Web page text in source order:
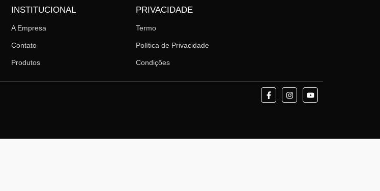
INSTITUCIONAL
A Empresa
Contato
Produtos
PRIVACIDADE
Termo
Política de Privacidade
Condições